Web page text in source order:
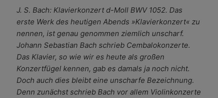
J. S. Bach: Klavierkonzert d-Moll BWV 1052. Das
erste Werk des heutigen Abends »Klavierkonzert« zu
nennen, ist genau genommen ziemlich unscharf.
Johann Sebastian Bach schrieb Cembalokonzerte.
Das Klavier, so wie wir es heute als großen
Konzertfügel kennen, gab es damals ja noch nicht.
Doch auch dies bleibt eine unscharfe Bezeichnung.
Denn zunächst schrieb Bach vor allem Violinkonzerte